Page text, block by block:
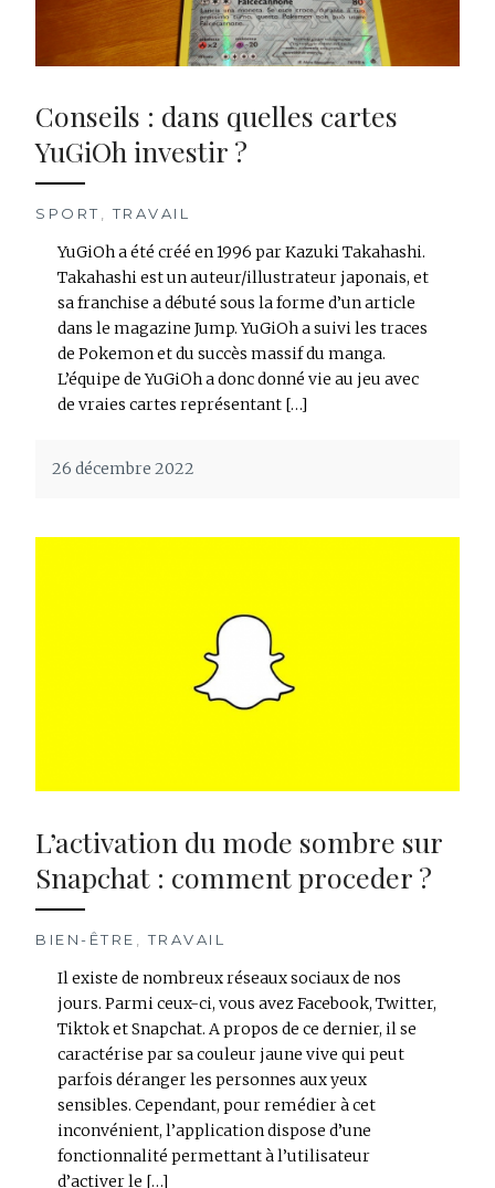
Conseils : dans quelles cartes
YuGiOh investir ?
SPORT ,TRAVAIL
YuGiOh a été créé en 1996 par Kazuki Takahashi.
Takahashi est un auteur/illustrateur japonais, et
sa franchise a débuté sous la forme d’un article
dans le magazine Jump. YuGiOh a suivi les traces
de Pokemon et du succès massif du manga.
L’équipe de YuGiOh a donc donné vie au jeu avec
de vraies cartes représentant […]
26 décembre 2022
L’activation du mode sombre sur
Snapchat : comment proceder ?
BIEN-ÊTRE ,TRAVAIL
Il existe de nombreux réseaux sociaux de nos
jours. Parmi ceux-ci, vous avez Facebook, Twitter,
Tiktok et Snapchat. A propos de ce dernier, il se
caractérise par sa couleur jaune vive qui peut
parfois déranger les personnes aux yeux
sensibles. Cependant, pour remédier à cet
inconvénient, l’application dispose d’une
fonctionnalité permettant à l’utilisateur
d’activer le […]